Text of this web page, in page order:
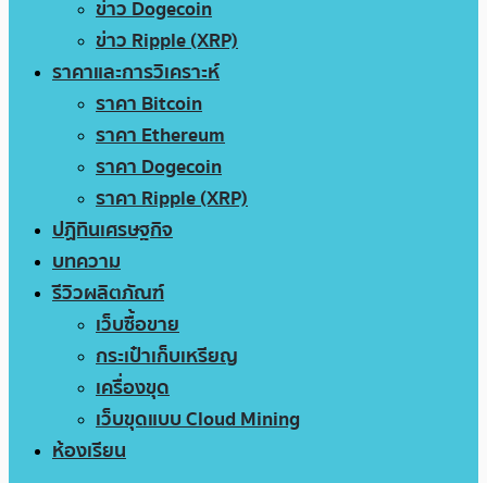
ข่าว Dogecoin
ข่าว Ripple (XRP)
ราคาและการวิเคราะห์
ราคา Bitcoin
ราคา Ethereum
ราคา Dogecoin
ราคา Ripple (XRP)
ปฏิทินเศรษฐกิจ
บทความ
รีวิวผลิตภัณฑ์
เว็บซื้อขาย
กระเป๋าเก็บเหรียญ
เครื่องขุด
เว็บขุดแบบ Cloud Mining
ห้องเรียน